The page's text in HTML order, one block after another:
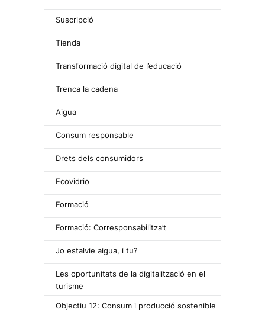
Suscripció
Tienda
Transformació digital de l’educació
Trenca la cadena
Aigua
Consum responsable
Drets dels consumidors
Ecovidrio
Formació
Formació: Corresponsabilitza’t
Jo estalvie aigua, i tu?
Les oportunitats de la digitalització en el
turisme
Objectiu 12: Consum i producció sostenible